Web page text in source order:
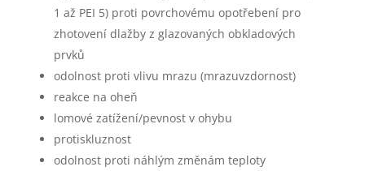
1 až PEI 5) proti povrchovému opotřebení pro
zhotovení dlažby z glazovaných obkladových
prvků
odolnost proti vlivu mrazu (mrazuvzdornost)
reakce na oheň
lomové zatížení/pevnost v ohybu
protiskluznost
odolnost proti náhlým změnám teploty